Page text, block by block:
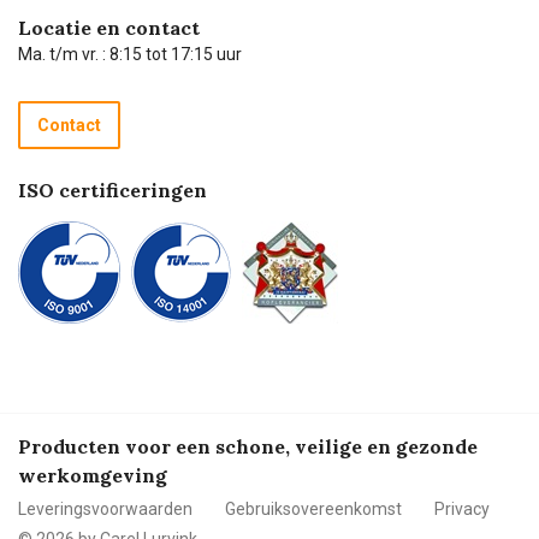
Hulp op afstand
Technische dienst
Recycle programma
Betalen
Carel de podcast
Locatie en contact
Ma. t/m vr. : 8:15 tot 17:15 uur
Contact
ISO certificeringen
Producten voor een schone, veilige en gezonde
werkomgeving
Leveringsvoorwaarden Gebruiksovereenkomst
Privacy